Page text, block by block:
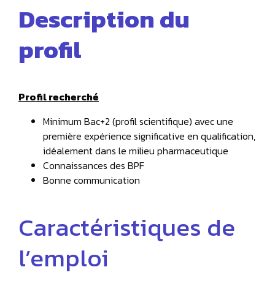
Description du
profil
Profil recherché
Minimum Bac+2 (profil scientifique) avec une
première expérience significative en qualification,
idéalement dans le milieu pharmaceutique
Connaissances des BPF
Bonne communication
Caractéristiques de
l’emploi